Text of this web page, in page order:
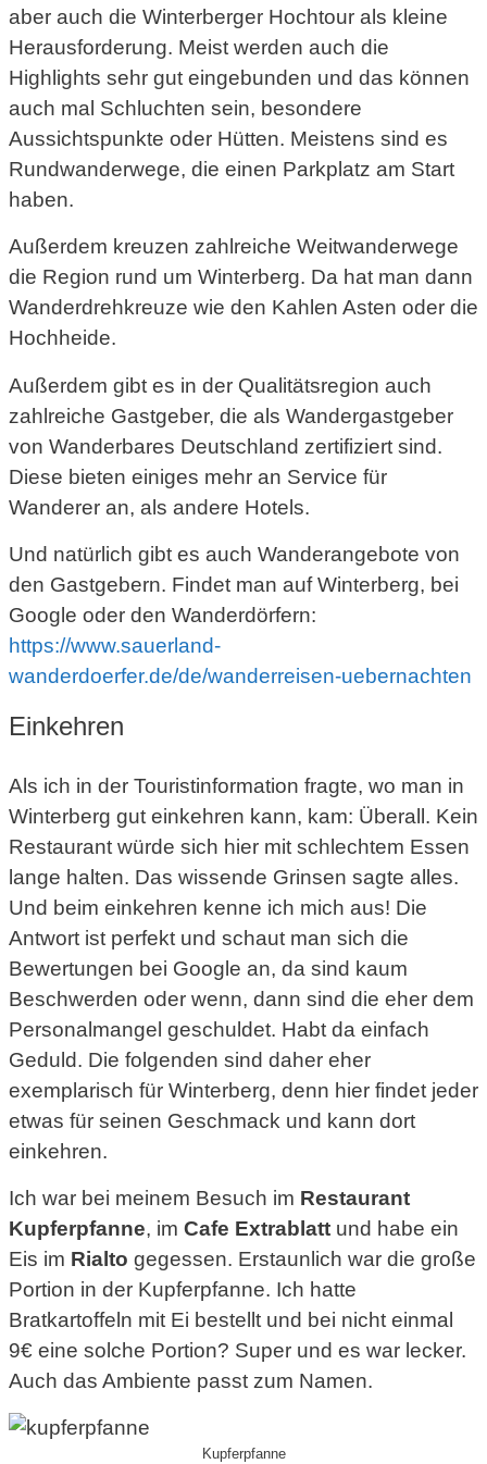
aber auch die Winterberger Hochtour als kleine
Herausforderung. Meist werden auch die
Highlights sehr gut eingebunden und das können
auch mal Schluchten sein, besondere
Aussichtspunkte oder Hütten. Meistens sind es
Rundwanderwege, die einen Parkplatz am Start
haben.
Außerdem kreuzen zahlreiche Weitwanderwege
die Region rund um Winterberg. Da hat man dann
Wanderdrehkreuze wie den Kahlen Asten oder die
Hochheide.
Außerdem gibt es in der Qualitätsregion auch
zahlreiche Gastgeber, die als Wandergastgeber
von Wanderbares Deutschland zertifiziert sind.
Diese bieten einiges mehr an Service für
Wanderer an, als andere Hotels.
Und natürlich gibt es auch Wanderangebote von
den Gastgebern. Findet man auf Winterberg, bei
Google oder den Wanderdörfern:
https://www.sauerland-
wanderdoerfer.de/de/wanderreisen-uebernachten
Einkehren
Als ich in der Touristinformation fragte, wo man in
Winterberg gut einkehren kann, kam: Überall. Kein
Restaurant würde sich hier mit schlechtem Essen
lange halten. Das wissende Grinsen sagte alles.
Und beim einkehren kenne ich mich aus! Die
Antwort ist perfekt und schaut man sich die
Bewertungen bei Google an, da sind kaum
Beschwerden oder wenn, dann sind die eher dem
Personalmangel geschuldet. Habt da einfach
Geduld. Die folgenden sind daher eher
exemplarisch für Winterberg, denn hier findet jeder
etwas für seinen Geschmack und kann dort
einkehren.
Ich war bei meinem Besuch im Restaurant
Kupferpfanne, im Cafe Extrablatt und habe ein
Eis im Rialto gegessen. Erstaunlich war die große
Portion in der Kupferpfanne. Ich hatte
Bratkartoffeln mit Ei bestellt und bei nicht einmal
9€ eine solche Portion? Super und es war lecker.
Auch das Ambiente passt zum Namen.
Kupferpfanne